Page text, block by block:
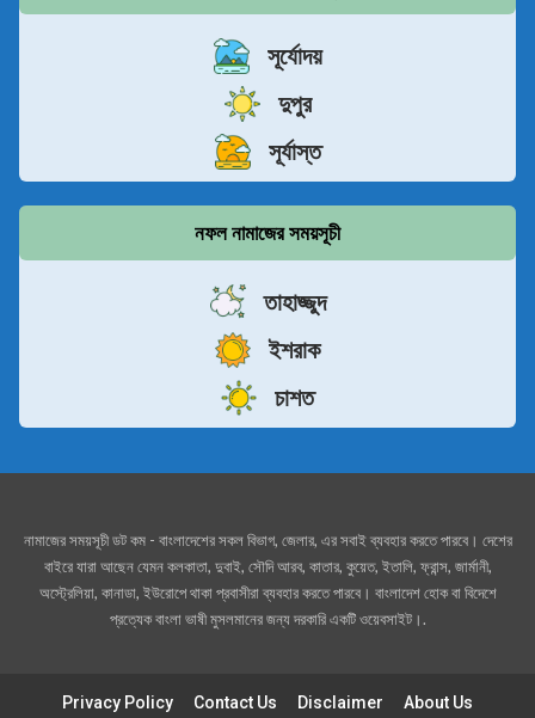
সূর্যোদয়
দুপুর
সূর্যাস্ত
নফল নামাজের সময়সূচী
তাহাজ্জুদ
ইশরাক
চাশত
নামাজের সময়সূচী ডট কম - বাংলাদেশের সকল বিভাগ, জেলার, এর সবাই ব্যবহার করতে পারবে। দেশের
বাইরে যারা আছেন যেমন কলকাতা, দুবাই, সৌদি আরব, কাতার, কুয়েত, ইতালি, ফ্রান্স, জার্মানী,
অস্ট্রেলিয়া, কানাডা, ইউরোপে থাকা প্রবাসীরা ব্যবহার করতে পারবে। বাংলাদেশ হোক বা বিদেশে
প্রত্যেক বাংলা ভাষী মুসলমানের জন্য দরকারি একটি ওয়েবসাইট।.
Privacy Policy Contact Us Disclaimer About Us